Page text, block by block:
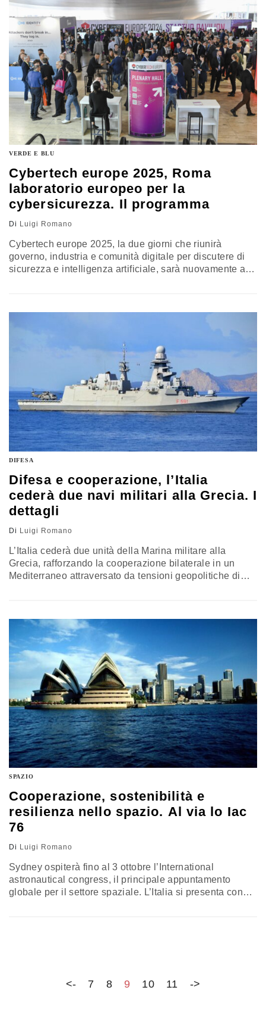
VERDE E BLU
Cybertech europe 2025, Roma
laboratorio europeo per la
cybersicurezza. Il programma
Di Luigi Romano
Cybertech europe 2025, la due giorni che riunirà
governo, industria e comunità digitale per discutere di
sicurezza e intelligenza artificiale, sarà nuovamente a
infrastrutture critiche e cooperazione pubblico-privato
DIFESA
Difesa e cooperazione, l’Italia
cederà due navi militari alla Grecia. I
dettagli
Di Luigi Romano
L’Italia cederà due unità della Marina militare alla
Grecia, rafforzando la cooperazione bilaterale in un
Mediterraneo attraversato da tensioni geopolitiche di
dall’Ucraina al Medio Oriente
SPAZIO
Cooperazione, sostenibilità e
resilienza nello spazio. Al via lo Iac
76
Di Luigi Romano
Sydney ospiterà fino al 3 ottobre l’International
astronautical congress, il principale appuntamento
globale per il settore spaziale. L’Italia si presenta con
<- 7 8 9 10 11 ->